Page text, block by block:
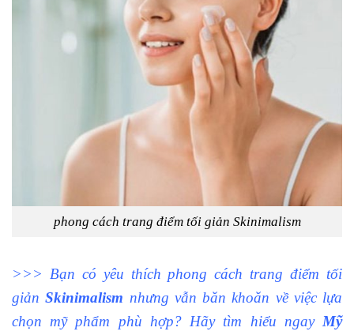
phong cách trang điểm tối giản Skinimalism
>>> Bạn có yêu thích phong cách trang điểm tối
giảnSkinimalism nhưng vẫn băn khoăn về việc lựa
chọn mỹ phẩm phù hợp? Hãy tìm hiểu ngay Mỹ